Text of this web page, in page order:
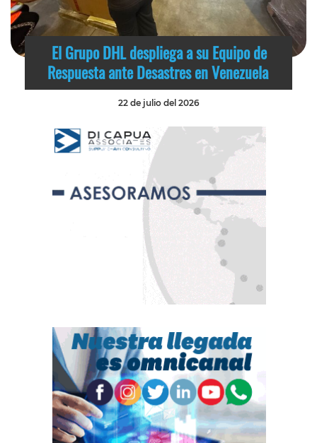
El Grupo DHL despliega a su Equipo de
Respuesta ante Desastres en Venezuela
22 de julio del 2026